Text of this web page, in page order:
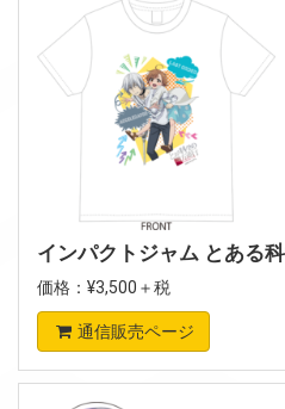
インパクトジャム とある
価格：¥3,500＋税
通信販売ページ